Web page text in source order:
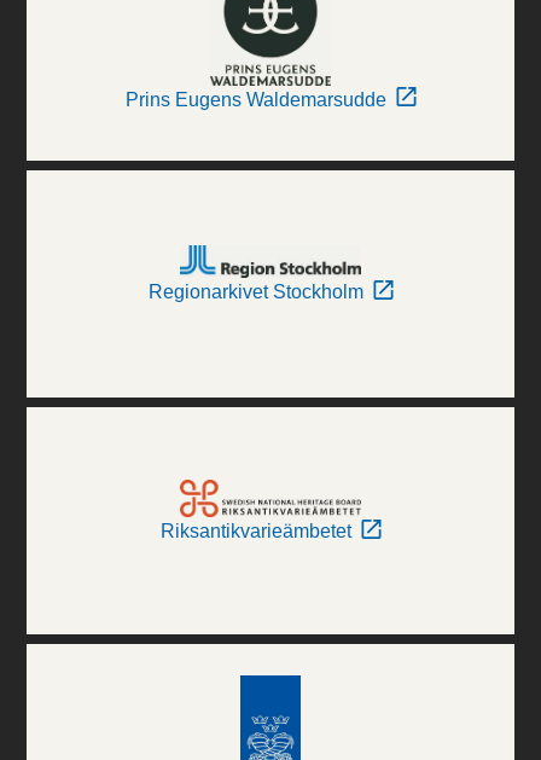
Prins Eugens Waldemarsudde
Regionarkivet Stockholm
Riksantikvarieämbetet